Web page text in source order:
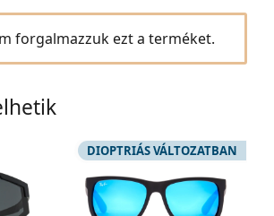
forgalmazzuk ezt a terméket.
DIOPTRIÁS VÁLTOZATBAN